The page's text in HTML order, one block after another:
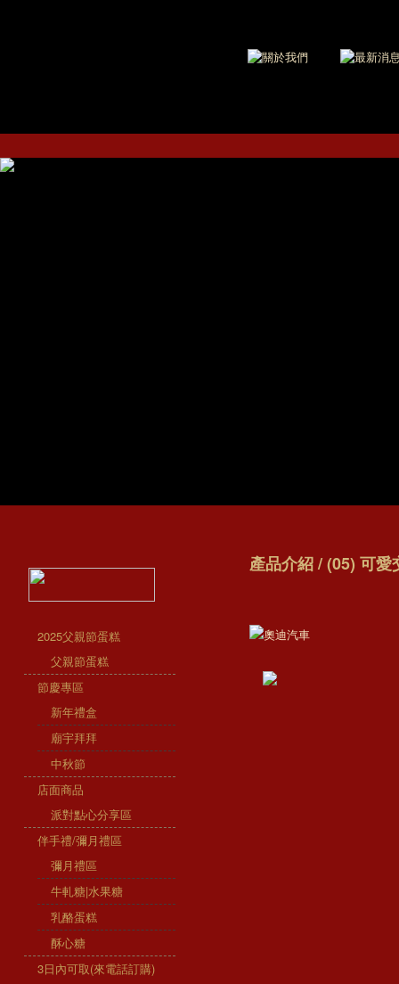
2025父親節蛋糕
父親節蛋糕
節慶專區
新年禮盒
廟宇拜拜
中秋節
店面商品
派對點心分享區
伴手禮/彌月禮區
彌月禮區
牛軋糖|水果糖
乳酪蛋糕
酥心糖
3日內可取(來電話訂購)
產品介紹 / (05) 可